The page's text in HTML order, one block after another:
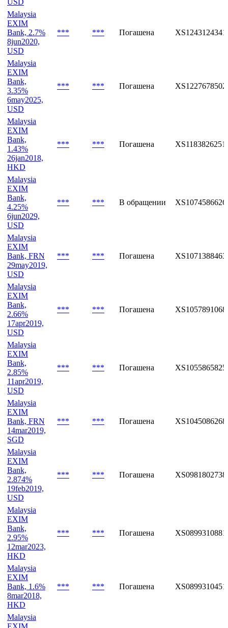
USD
Malaysia
EXIM
Bank, 2.7%
8jun2020,
USD
*** *** Погашена XS1243124341
Malaysia
EXIM
Bank,
3.35%
6may2025,
USD
*** *** Погашена XS1227678502
Malaysia
EXIM
Bank,
1.43%
26jan2018,
HKD
*** *** Погашена XS1183826251
Malaysia
EXIM
Bank,
4.25%
6jun2029,
USD
*** *** В обращении XS1074586626
Malaysia
EXIM
Bank, FRN
29may2019,
USD
*** *** Погашена XS1071388463
Malaysia
EXIM
Bank,
2.66%
17apr2019,
USD
*** *** Погашена XS1057891068
Malaysia
EXIM
Bank,
2.85%
11apr2019,
USD
*** *** Погашена XS1055865825
Malaysia
EXIM
Bank, FRN
14mar2019,
SGD
*** *** Погашена XS1045086268
Malaysia
EXIM
Bank,
2.874%
19feb2019,
USD
*** *** Погашена XS0981802738
Malaysia
EXIM
Bank,
2.95%
12mar2023,
HKD
*** *** Погашена XS0899310881
Malaysia
EXIM
Bank, 1.6%
8mar2018,
HKD
*** *** Погашена XS0899310451
Malaysia